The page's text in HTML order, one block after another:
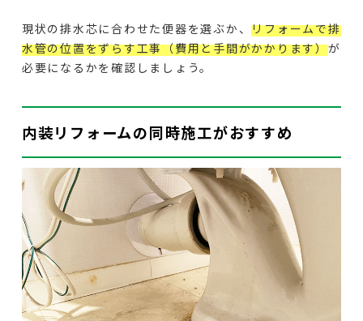
現状の排水芯に合わせた便器を選ぶか、リフォームで排
水管の位置をずらす工事（費用と手間がかかります）が
必要になるかを確認しましょう。
内装リフォームの同時施工がおすすめ